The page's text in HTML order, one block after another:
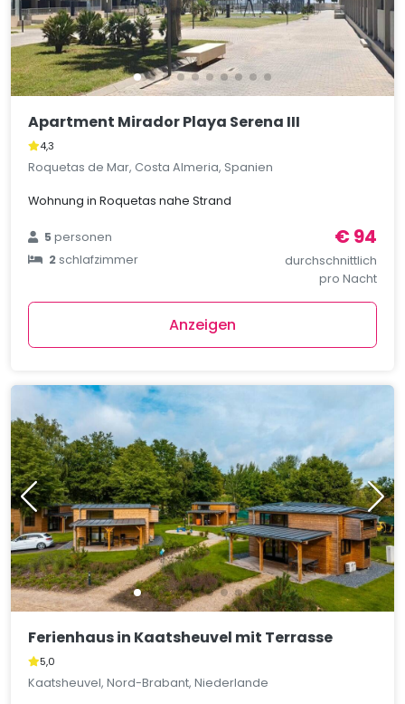
Apartment Mirador Playa Serena III
4,3
Roquetas de Mar, Costa Almeria, Spanien
Wohnung in Roquetas nahe Strand
5personen
2schlafzimmer
€ 94
durchschnittlich
pro Nacht
Anzeigen
Ferienhaus in Kaatsheuvel mit Terrasse
5,0
Kaatsheuvel, Nord-Brabant, Niederlande